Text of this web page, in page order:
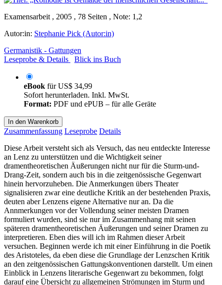
Examensarbeit , 2005 , 78 Seiten , Note: 1,2
Autor:in: Stephanie Pick (Autor:in)
Germanistik - Gattungen
Leseprobe & Details
Blick ins Buch
eBook fürUS$ 34,99
Sofort herunterladen. Inkl. MwSt.
Format: PDF und ePUB – für alle Geräte
In den Warenkorb
Zusammenfassung Leseprobe Details
Diese Arbeit versteht sich als Versuch, das neu entdeckte Interesse
an Lenz zu unterstützen und die Wichtigkeit seiner
dramentheoretischen Äußerungen nicht nur für die Sturm-und-
Drang-Zeit, sondern auch bis in die zeitgenössische Gegenwart
hinein hervorzuheben. Die Anmerkungen übers Theater
signalisieren zwar eine deutliche Kritik an der bestehenden Praxis,
deuten aber Lenzens eigene Alternative nur an. Da die
Annmerkungen vor der Vollendung seiner meisten Dramen
formuliert wurden, sind sie nur im Zusammenhang mit seinen
späteren dramentheoretischen Äußerungen und seiner Dramen zu
interpretieren. Eben dies will ich im Rahmen dieser Arbeit
versuchen. Beginnen werde ich mit einer Einführung in die Poetik
des Aristoteles, da eben diese die Grundlage der Lenzschen Kritik
an den zeitgenössischen Gattungskonventionen darstellt. Um einen
Einblick in Lenzens literarische Gegenwart zu bekommen, folgt
darauf eine Übersicht zu allgemeinen Strömungen im Sturm und